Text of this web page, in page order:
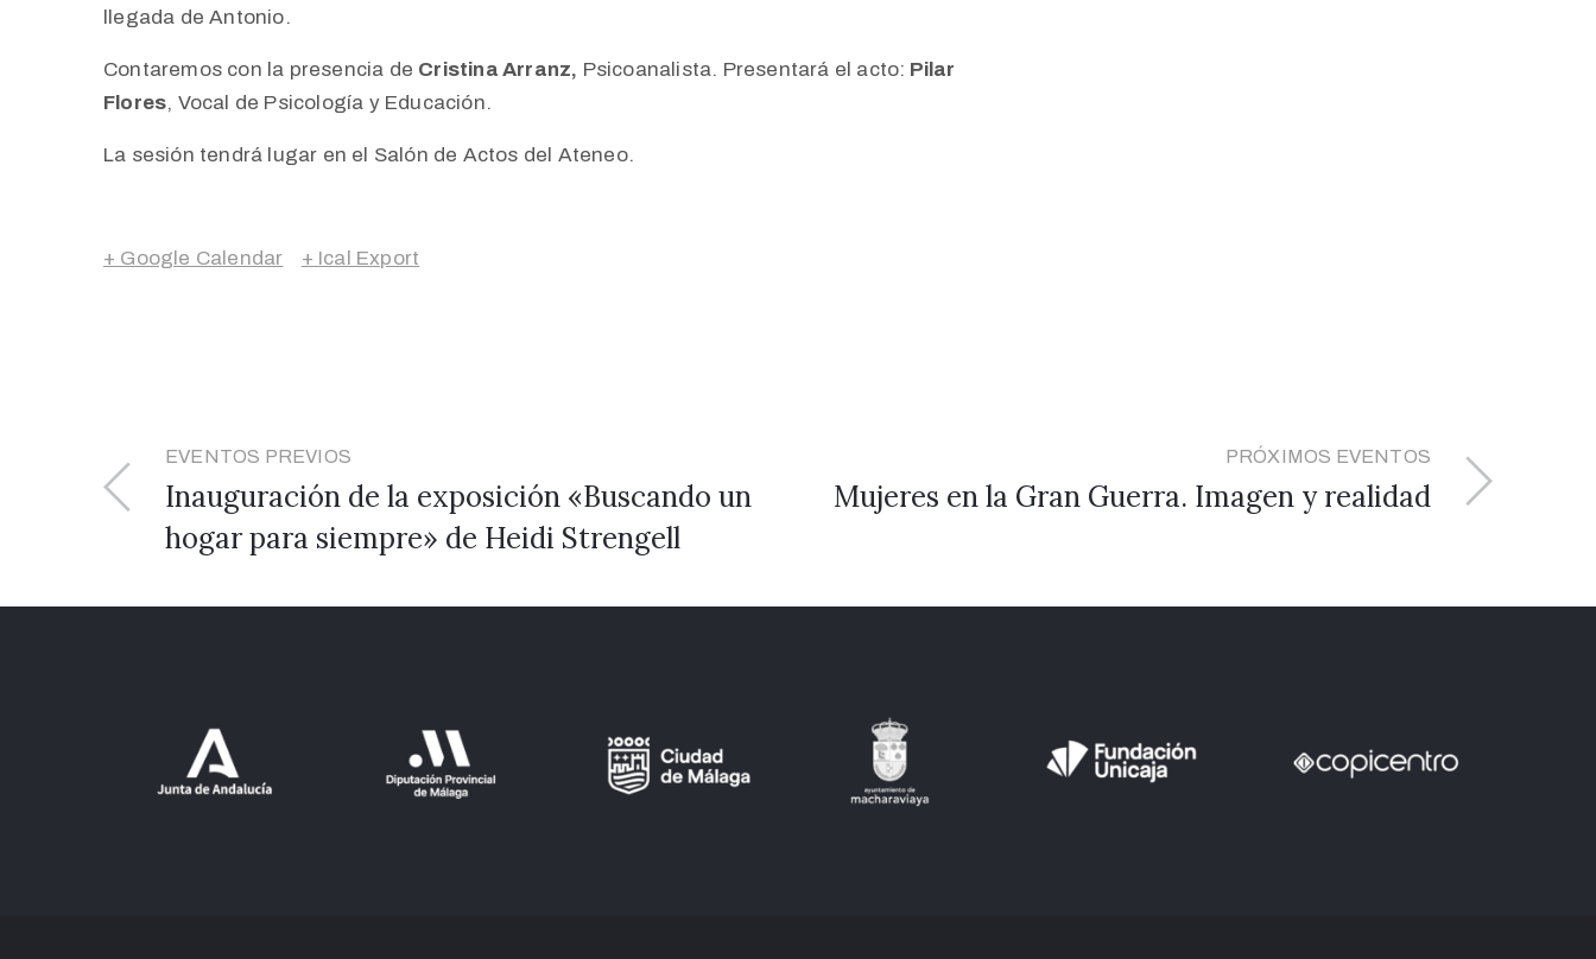
llegada de Antonio.
Contaremos con la presencia de Cristina Arranz, Psicoanalista. Presentará el acto: Pilar
Flores, Vocal de Psicología y Educación.
La sesión tendrá lugar en el Salón de Actos del Ateneo.
+ Google Calendar + Ical Export
EVENTOS PREVIOS
Inauguración de la exposición «Buscando un
hogar para siempre» de Heidi Strengell
PRÓXIMOS EVENTOS
Mujeres en la Gran Guerra. Imagen y realidad